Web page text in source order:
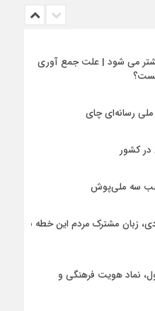
می شود | علت جمع آوری
ملی رسانه‌ای چای
در کشور
سه ملی‌پوش
زبان مشترک مردم این خطه با
نماد هویت فرهنگی و